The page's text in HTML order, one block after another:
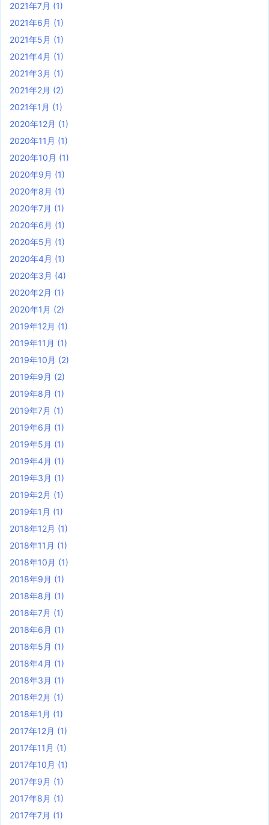
2021年7月 (1)
2021年6月 (1)
2021年5月 (1)
2021年4月 (1)
2021年3月 (1)
2021年2月 (2)
2021年1月 (1)
2020年12月 (1)
2020年11月 (1)
2020年10月 (1)
2020年9月 (1)
2020年8月 (1)
2020年7月 (1)
2020年6月 (1)
2020年5月 (1)
2020年4月 (1)
2020年3月 (4)
2020年2月 (1)
2020年1月 (2)
2019年12月 (1)
2019年11月 (1)
2019年10月 (2)
2019年9月 (2)
2019年8月 (1)
2019年7月 (1)
2019年6月 (1)
2019年5月 (1)
2019年4月 (1)
2019年3月 (1)
2019年2月 (1)
2019年1月 (1)
2018年12月 (1)
2018年11月 (1)
2018年10月 (1)
2018年9月 (1)
2018年8月 (1)
2018年7月 (1)
2018年6月 (1)
2018年5月 (1)
2018年4月 (1)
2018年3月 (1)
2018年2月 (1)
2018年1月 (1)
2017年12月 (1)
2017年11月 (1)
2017年10月 (1)
2017年9月 (1)
2017年8月 (1)
2017年7月 (1)